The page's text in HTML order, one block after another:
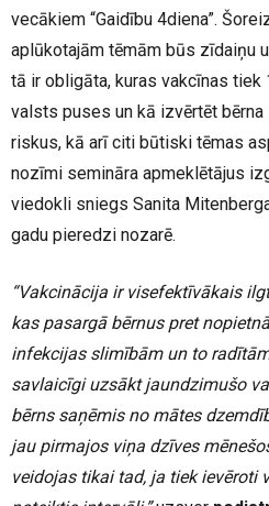
vecākiem “Gaidību 4diena”.
aplūkotajām tēmām būs zīdaiņu
tā ir obligāta, kuras vakcīnas tiek
valsts puses un kā izvērtēt
riskus, kā arī citi būtiski tēmas
nozīmi semināra apmeklētājus
viedokli sniegs Sanita
gadu pieredzi nozarē.
“Vakcinācija ir visefektīvākais
kas pasargā bērnus pret
infekcijas slimībām un to
savlaicīgi uzsākt jaundzimušo
bērns saņēmis no mātes
jau pirmajos viņa dzīves
veidojas tikai tad, ja tiek ievēroti